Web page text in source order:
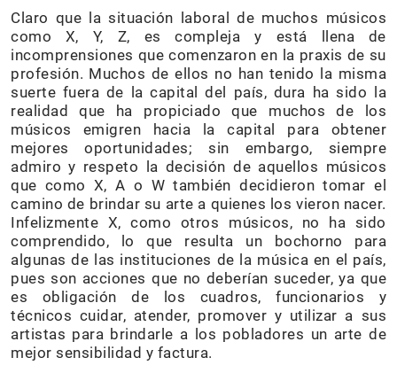
Claro que la situación laboral de muchos músicos
como X, Y, Z, es compleja y está llena de
incomprensiones que comenzaron en la praxis de su
profesión. Muchos de ellos no han tenido la misma
suerte fuera de la capital del país, dura ha sido la
realidad que ha propiciado que muchos de los
músicos emigren hacia la capital para obtener
mejores oportunidades; sin embargo, siempre
admiro y respeto la decisión de aquellos músicos
que como X, A o W también decidieron tomar el
camino de brindar su arte a quienes los vieron nacer.
Infelizmente X, como otros músicos, no ha sido
comprendido, lo que resulta un bochorno para
algunas de las instituciones de la música en el país,
pues son acciones que no deberían suceder, ya que
es obligación de los cuadros, funcionarios y
técnicos cuidar, atender, promover y utilizar a sus
artistas para brindarle a los pobladores un arte de
mejor sensibilidad y factura.